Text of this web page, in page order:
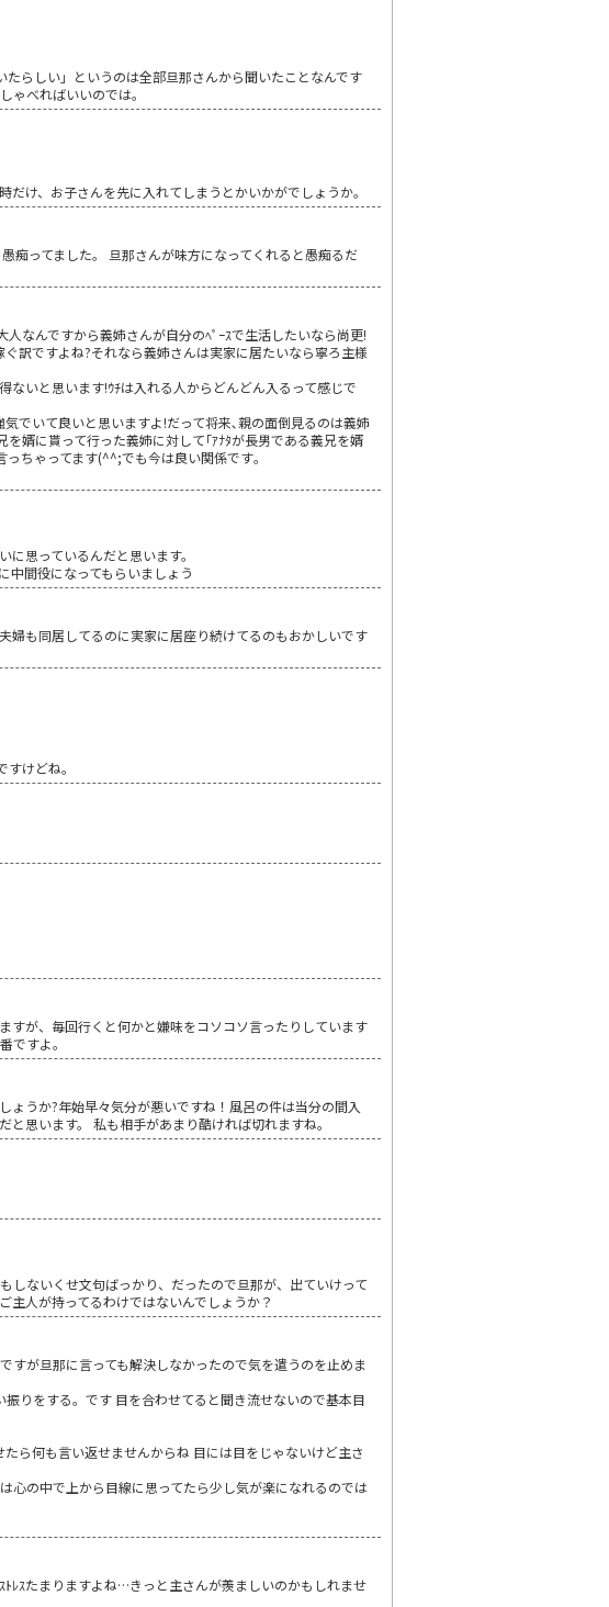
らしい」というのは全部旦那さんから聞いたことなんです
ゃべればいいのでは。
け、お子さんを先に入れてしまうとかいかがでしょうか。
痴ってました。 旦那さんが味方になってくれると愚痴るだ
なんですから義姉さんが自分のﾍﾟｰｽで生活したいなら尚更!
訳ですよね?それなら義姉さんは実家に居たいなら寧ろ主様
いと思います!ｳﾁは入れる人からどんどん入るって感じで
でいて良いと思いますよ!だって将来､親の面倒見るのは義姉
婿に貰って行った義姉に対して｢ｱﾅﾀが長男である義兄を婿
ちゃってます(^^;でも今は良い関係です｡
思っているんだと思います。
中間役になってもらいましょう
婦も同居してるのに実家に居座り続けてるのもおかしいです
けどね。
すが、毎回行くと何かと嫌味をコソコソ言ったりしています
ですよ。
うか?年始早々気分が悪いですね！風呂の件は当分の間入
思います。 私も相手があまり酷ければ切れますね。
しないくせ文句ばっかり、だったので旦那が、出ていけって
人が持ってるわけではないんでしょうか？
が旦那に言っても解決しなかったので気を遣うのを止めま
りをする。です 目を合わせてると聞き流せないので基本目
ら何も言い返せませんからね 目には目をじゃないけど主さ
心の中で上から目線に思ってたら少し気が楽になれるのでは
ﾚｽたまりますよね…きっと主さんが羨ましいのかもしれませ